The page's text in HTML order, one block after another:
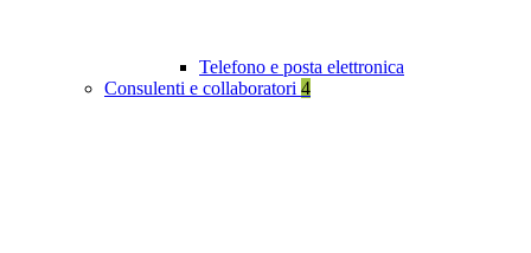
Telefono e posta elettronica
Consulenti e collaboratori 4